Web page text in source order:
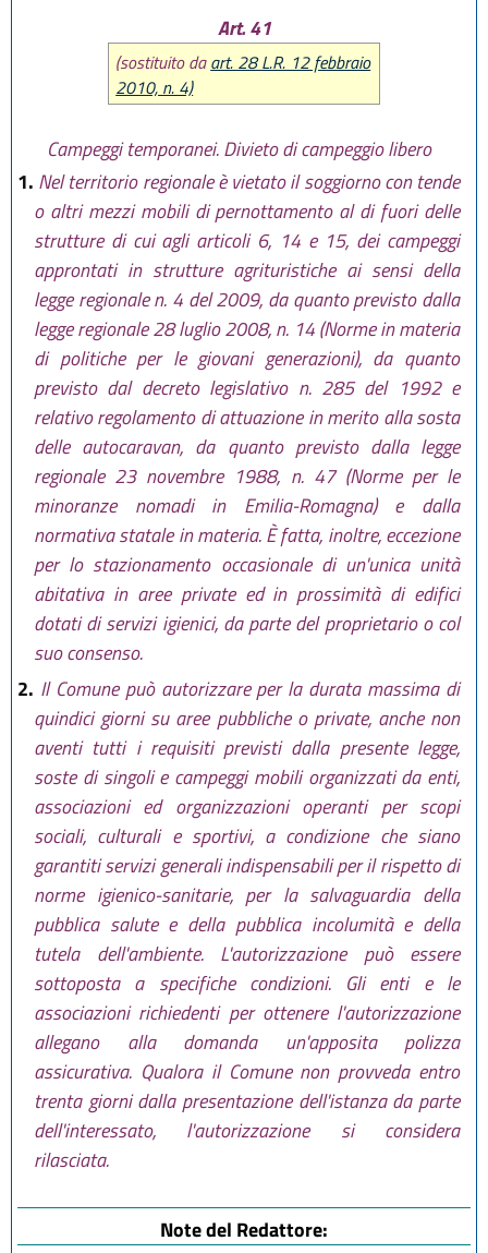
Art. 41
(sostituito daart. 28 L.R. 12 febbraio
2010, n. 4)
Campeggi temporanei. Divieto di campeggio libero
1. Nel territorio regionale è vietato il soggiorno con tende
o altri mezzi mobili di pernottamento al di fuori delle
strutture di cui agli articoli 6, 14 e 15, dei campeggi
approntati in strutture agrituristiche ai sensi della
legge regionale n. 4 del 2009, da quanto previsto dalla
legge regionale 28 luglio 2008, n. 14 (Norme in materia
di politiche per le giovani generazioni), da quanto
previsto dal decreto legislativo n. 285 del 1992 e
relativo regolamento di attuazione in merito alla sosta
delle autocaravan, da quanto previsto dalla legge
regionale 23 novembre 1988, n. 47 (Norme per le
minoranze nomadi in Emilia-Romagna) e dalla
normativa statale in materia. È fatta, inoltre, eccezione
per lo stazionamento occasionale di un'unica unità
abitativa in aree private ed in prossimità di edifici
dotati di servizi igienici, da parte del proprietario o col
suo consenso.
2. Il Comune può autorizzare per la durata massima di
quindici giorni su aree pubbliche o private, anche non
aventi tutti i requisiti previsti dalla presente legge,
soste di singoli e campeggi mobili organizzati da enti,
associazioni ed organizzazioni operanti per scopi
sociali, culturali e sportivi, a condizione che siano
garantiti servizi generali indispensabili per il rispetto di
norme igienico-sanitarie, per la salvaguardia della
pubblica salute e della pubblica incolumità e della
tutela dell'ambiente. L'autorizzazione può essere
sottoposta a specifiche condizioni. Gli enti e le
associazioni richiedenti per ottenere l'autorizzazione
allegano alla domanda un'apposita polizza
assicurativa. Qualora il Comune non provveda entro
trenta giorni dalla presentazione dell'istanza da parte
dell'interessato, l'autorizzazione si considera
rilasciata.
Note del Redattore: